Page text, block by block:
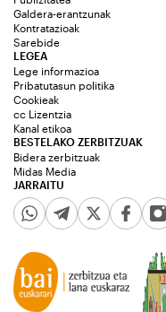
Galdera-erantzunak
Kontratazioak
Sarebide
JARRAITU
LEGEA
Lege informazioa
Pribatutasun politika
Cookieak
cc Lizentzia
Kanal etikoa
BESTELAKO ZERBITZUAK
Bidera zerbitzuak
Midas Media